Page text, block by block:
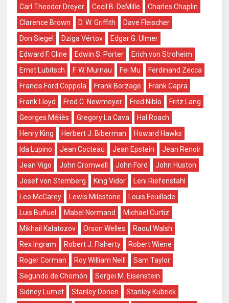
Carl Theodor Dreyer
Cecil B. DeMille
Charles Chaplin
Clarence Brown
D. W. Griffith
Dave Fleischer
Don Siegel
Dziga Vértov
Edgar G. Ulmer
Edward F. Cline
Edwin S. Porter
Erich von Stroheim
Ernst Lubitsch
F. W. Murnau Fei Mu
Ferdinand Zecca
Francis Ford Coppola
Frank Borzage
Frank Capra
Frank Lloyd
Fred C. Newmeyer Fred Niblo
Fritz Lang
Georges Méliès
Gregory La Cava
Hal Roach
Henry King
Herbert J. Biberman
Howard Hawks
Ida Lupino
Jean Cocteau Jean Epstein
Jean Renoir
Jean Vigo
John Cromwell John Ford
John Huston
Josef von Sternberg
King Vidor
Leni Riefenstahl
Leo McCarey
Lewis Milestone
Louis Feuillade
Luis Buñuel
Mabel Normand
Michael Curtiz
Mikhail Kalatozov
Orson Welles
Raoul Walsh
Rex Ingram
Robert J. Flaherty
Robert Wiene
Roger Corman
Roy William Neill
Sam Taylor
Segundo de Chomón
Sergei M. Eisenstein
Sidney Lumet
Stanley Donen
Stanley Kubrick